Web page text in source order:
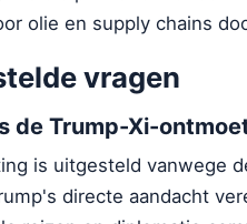
olie en supply chains
vragen
de Trump-Xi-
is uitgesteld vanwege
directe aandacht